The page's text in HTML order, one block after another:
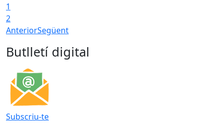
1
2
AnteriorSegüent
Butlletí digital
Subscriu-te